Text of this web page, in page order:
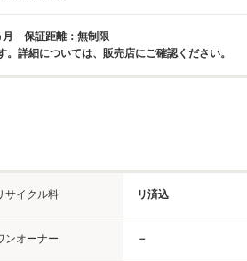
月 保証距離：無制限
詳細については、販売店にご確認ください。
サイクル料 リ済込
ンオーナー －